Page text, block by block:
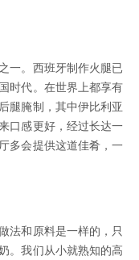
一。西班牙制作火腿已
时代。在世界上都享有
腿腌制，其中伊比利亚
口感更好，经过长达一
多会提供这道佳肴，一
法和原料是一样的，只
。我们从小就熟知的高